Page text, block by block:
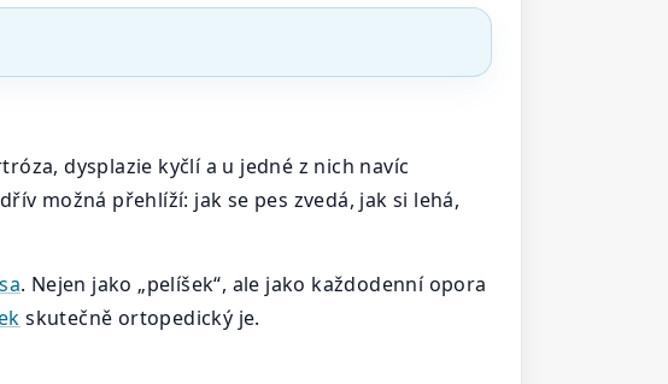
dysplazie kyčlí a u jedné z nich navíc
možná přehlíží: jak se pes zvedá, jak si lehá,
. Nejen jako „pelíšek“, ale jako každodenní opora
skutečně ortopedický je.